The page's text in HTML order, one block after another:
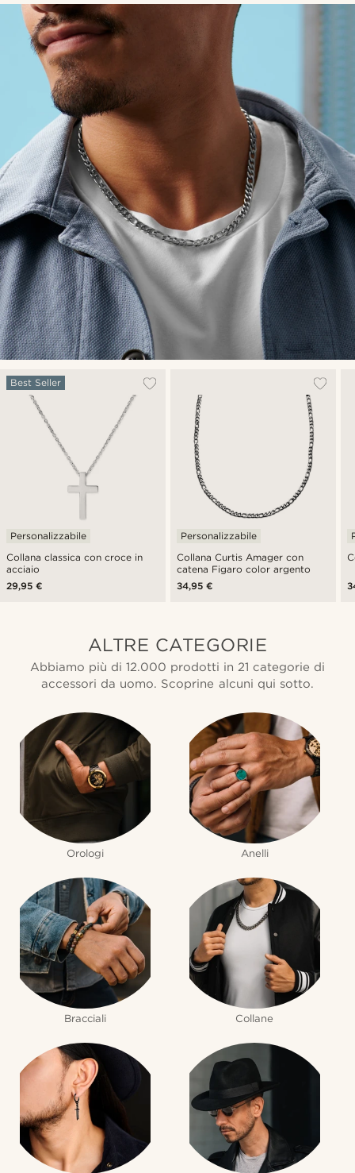
Collana classica con croce in
acciaio
Best Seller
Personalizzabile
29,95 €
Collana Curtis Amager con
catena Figaro color argento
Personalizzabile
34,95 €
ALTRE CATEGORIE
Abbiamo più di 12.000 prodotti in 21 categorie di
accessori da uomo. Scoprine alcuni qui sotto.
Orologi Anelli
Bracciali Collane